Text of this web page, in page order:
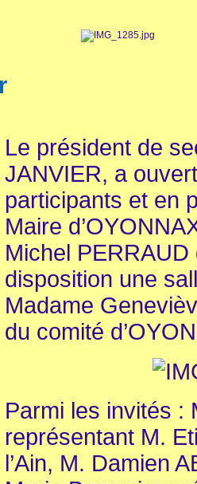
Le président de
JANVIER, a
participants et en
Maire
Michel
disposition une
Madame
du comité
Parmi les invités :
représentant M.
l’Ain, M. Damien